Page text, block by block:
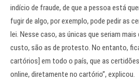
indício de fraude, de que a pessoa está
fugir de algo, por exemplo, pode pedir as
lei. Nesse caso, as únicas que seriam
custo, são as de protesto. No entanto,
cartórios] em todo o país, que as
online, diretamente no cartório”, explicou.